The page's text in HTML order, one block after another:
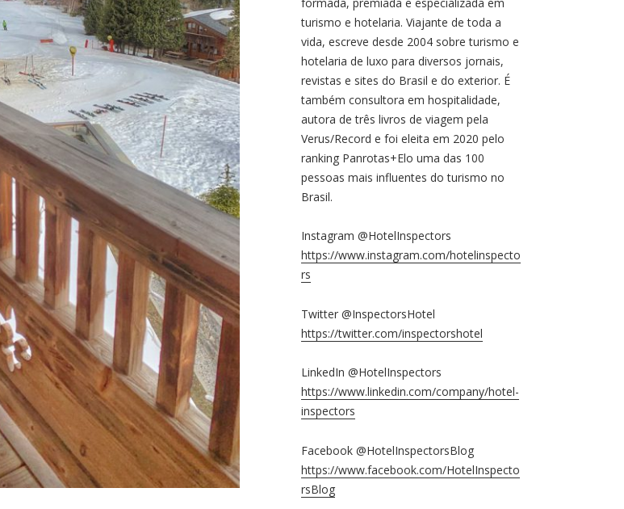
turismo e hotelaria. Viajante de toda a
vida, escreve desde 2004 sobre turismo e
hotelaria de luxo para diversos jornais,
revistas e sites do Brasil e do exterior. É
também consultora em hospitalidade,
autora de três livros de viagem pela
Verus/Record e foi eleita em 2020 pelo
ranking Panrotas+Elo uma das 100
pessoas mais influentes do turismo no
Brasil.
Instagram @HotelInspectors
https://www.instagram.com/hotelinspecto
rs
Twitter @InspectorsHotel
https://twitter.com/inspectorshotel
LinkedIn @HotelInspectors
https://www.linkedin.com/company/hotel-
inspectors
Facebook @HotelInspectorsBlog
https://www.facebook.com/HotelInspecto
rsBlog